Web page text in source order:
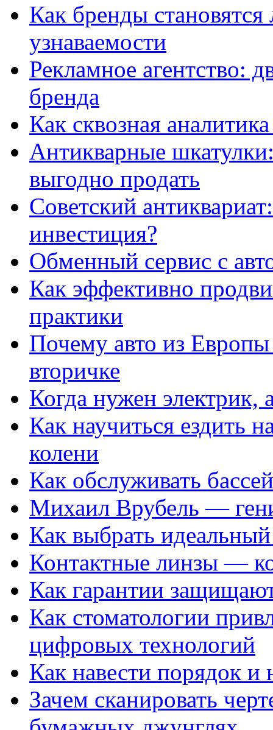
Как бренды
узнаваемости
Рекламное агентство:
бренда
Как сквозная
Антикварные
выгодно продать
Советский
инвестиция?
Обменный сервис с
Как эффективно
практики
Почему авто из
вторичке
Когда нужен электрик,
Как научиться ездить
колени
Как обслуживать
Михаил Врубель —
Как выбрать
Контактные линзы —
Как гарантии
Как стоматологии
цифровых технологий
Как навести порядок и
Зачем сканировать